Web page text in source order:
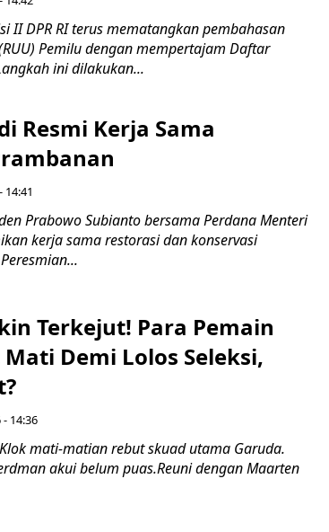
II DPR RI terus mematangkan pembahasan
Pemilu dengan mempertajam Daftar
ini dilakukan...
Resmi Kerja Sama
14:41
Prabowo Subianto bersama Perdana Menteri
kerja sama restorasi dan konservasi
Terkejut! Para Pemain
Demi Lolos Seleksi,
- 14:36
Klok mati-matian rebut skuad utama Garuda.
akui belum puas.Reuni dengan Maarten